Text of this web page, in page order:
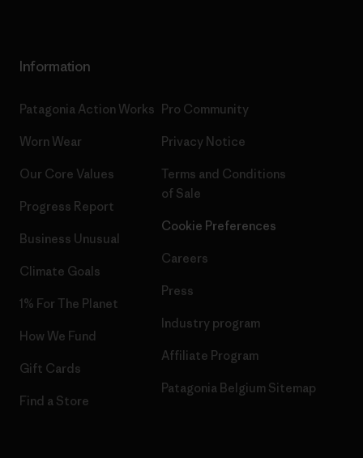
Information
Patagonia Action Works
Worn Wear
Our Core Values
Progress Report
Business Unusual
Climate Goals
1% For The Planet
How We Fund
Gift Cards
Find a Store
Pro Community
Privacy Notice
Terms and Conditions
of Sale
Cookie Preferences
Careers
Press
Industry program
Affiliate Program
Patagonia Belgium Sitemap